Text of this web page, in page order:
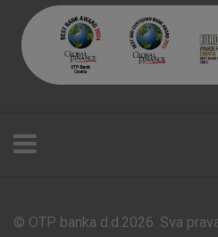
Poslovnice i bankomati
© OTP banka d.d.2026. Sva